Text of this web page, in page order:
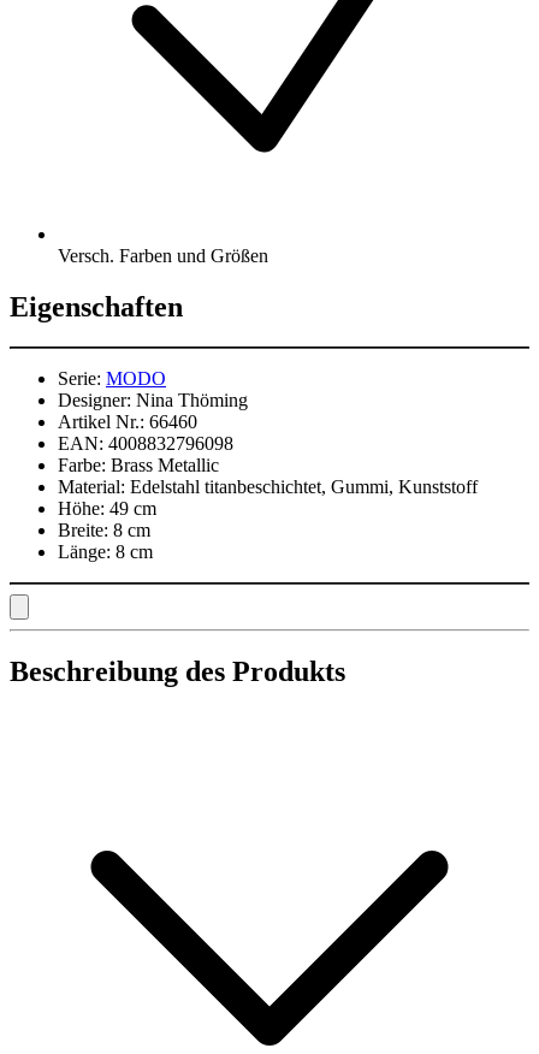
Versch. Farben und Größen
Eigenschaften
Serie: MODO
Designer: Nina Thöming
Artikel Nr.: 66460
EAN: 4008832796098
Farbe: Brass Metallic
Material: Edelstahl titanbeschichtet, Gummi, Kunststoff
Höhe: 49 cm
Breite: 8 cm
Länge: 8 cm
Beschreibung des Produkts